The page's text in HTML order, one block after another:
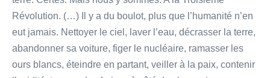
Révolution. (…) Il y a du boulot, plus que l’humanité n’en
eut jamais. Nettoyer le ciel, laver l’eau, décrasser la terre,
abandonner sa voiture, figer le nucléaire, ramasser les
ours blancs, éteindre en partant, veiller à la paix, contenir